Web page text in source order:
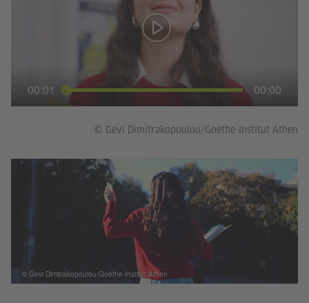
00:01 00:00
© Gevi Dimitrakopoulou/Goethe-Institut Athen
© Gevi Dimitrakopoulou/Goethe-Institut Athen